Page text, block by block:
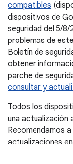
compatibles
dispositivos de
seguridad del 5/
problemas de
Boletín de
obtener
parche de
consultar y
Todos los
una actualización
Recomendamos
actualizaciones